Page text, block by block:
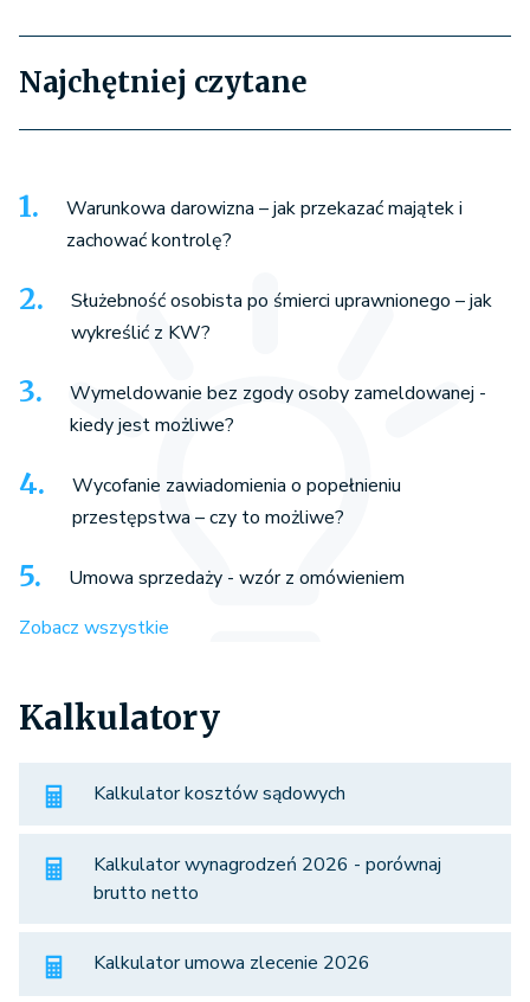
Najchętniej czytane
Warunkowa darowizna – jak przekazać majątek i
zachować kontrolę?
Służebność osobista po śmierci uprawnionego – jak
wykreślić z KW?
Wymeldowanie bez zgody osoby zameldowanej -
kiedy jest możliwe?
Wycofanie zawiadomienia o popełnieniu
przestępstwa – czy to możliwe?
Umowa sprzedaży - wzór z omówieniem
Zobacz wszystkie
Kalkulatory
Kalkulator kosztów sądowych
Kalkulator wynagrodzeń 2026 - porównaj
brutto netto
Kalkulator umowa zlecenie 2026